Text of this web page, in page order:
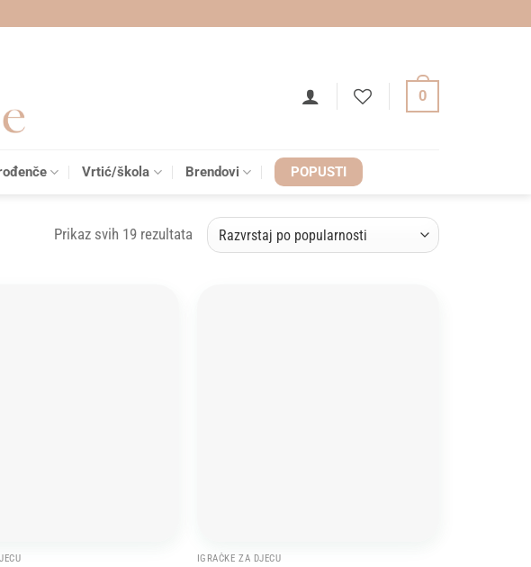
0
Vrtić/škola Brendovi POPUSTI
Prikaz svih 19 rezultataSorted
IGRAČKE ZA DJECU